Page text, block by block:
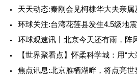
天天动态:秦刚会见柯棣华大夫亲属
环球关注:台湾花莲县发生4.5级地
环球观速讯丨北京今天还有雨，阵
【世界聚看点】怀柔科学城：用“大
焦点讯息:北京雁栖湖畔，将点亮世